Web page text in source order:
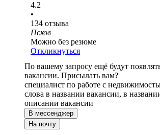
4.2
•
134 отзыва
Псков
Можно без резюме
Откликнуться
По вашему запросу ещё будут
вакансии. Присылать вам?
специалист по работе с
слова в названии вакансии, в
описании вакансии
В мессенджер
На почту